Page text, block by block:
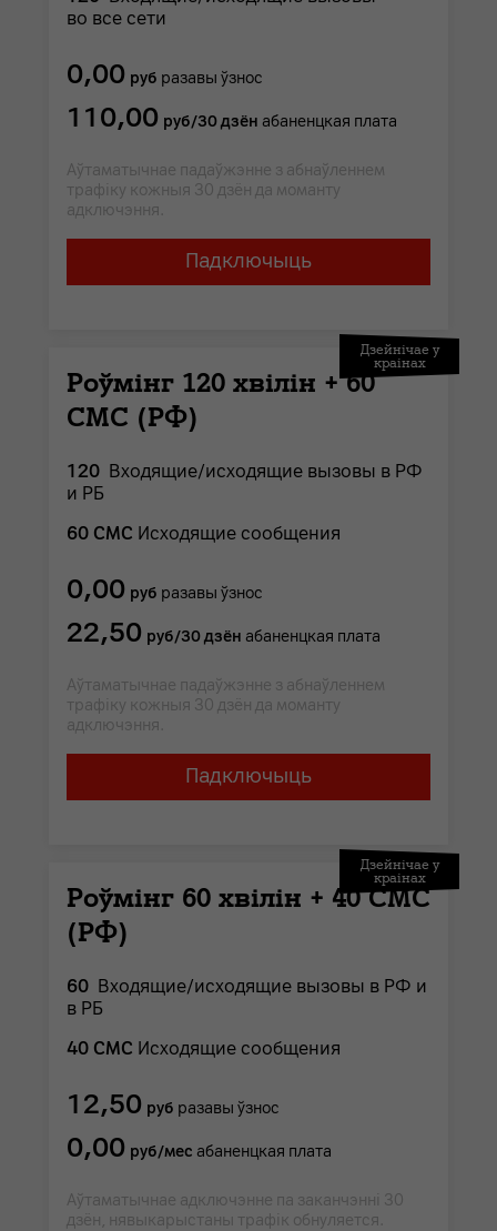
во все сети
0,00 руб разавы ўзнос
110,00 руб/30 дзён абаненцкая плата
Аўтаматычнае падаўжэнне з абнаўленнем
трафіку кожныя 30 дзён да моманту
адключэння.
Падключыць
Дзейнічае у
краінах
Роўмінг 120 хвілін + 60
СМС (РФ)
120 Входящие/исходящие вызовы в РФ
и РБ
60 СМС Исходящие сообщения
0,00 руб разавы ўзнос
22,50 руб/30 дзён абаненцкая плата
Аўтаматычнае падаўжэнне з абнаўленнем
трафіку кожныя 30 дзён да моманту
адключэння.
Падключыць
Дзейнічае у
краінах
Роўмінг 60 хвілін + 40 СМС
(РФ)
60 Входящие/исходящие вызовы в РФ и
в РБ
40 СМС Исходящие сообщения
12,50 руб разавы ўзнос
0,00 руб/мес абаненцкая плата
Аўтаматычнае адключэнне па заканчэнні 30
дзён, нявыкарыстаны трафік обнуляется.